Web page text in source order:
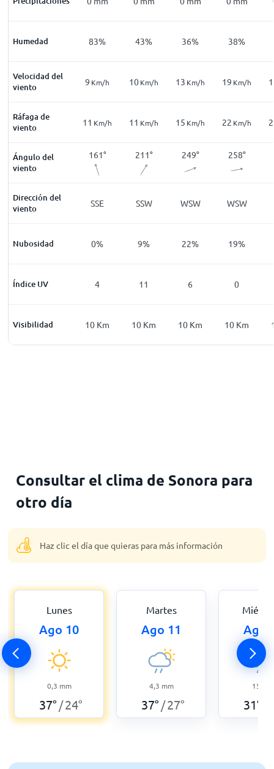
Humedad
89 83% 43% 36% 38%
Velocidad del
viento
Km/h 7 Km/h 9 Km/h 10Km/h 13 Km/h 19 Km/h
Ráfaga de
viento
Km/h 10Km/h 11 Km/h 11 Km/h 15 Km/h 22 Km/h
Ángulo del
viento
131 161° 211° 249° 258°
Dirección del
viento
SE SSE SSW WSW WSW
Nubosidad
0% 0% 9% 22% 19%
Índice UV 4 11 6 0
Visibilidad
Km 9Km 10 Km 10 Km 10 Km 10 Km
Consultar el clima de Sonora para
otro día
Haz clic el día que quieras para más información
Lunes
Ago 10
0,3 mm
37° /24°
Martes
Ago 11
4,3 mm
37° /27°
Ago
15
31°